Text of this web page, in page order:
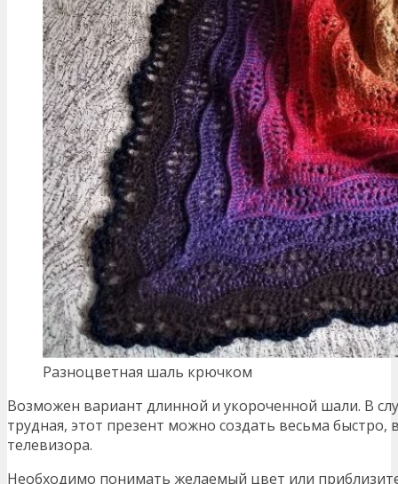
Разноцветная шаль крючком
Возможен вариант длинной и укороченной шали. В
трудная, этот презент можно создать весьма быстро,
телевизора.
Необходимо понимать желаемый цвет или